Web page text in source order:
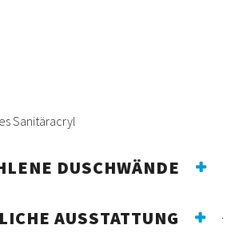
Sanitäracryl
DUSCHWÄNDE
AUSSTATTUNG